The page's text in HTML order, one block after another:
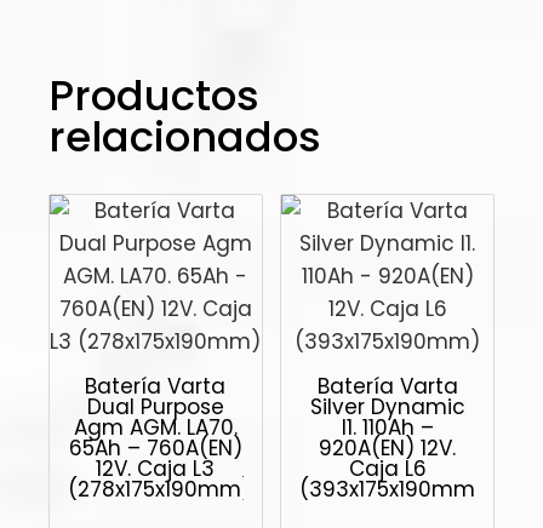
Productos
relacionados
Batería Varta
Dual Purpose
Agm AGM. LA70.
65Ah – 760A(EN)
12V. Caja L3
(278x175x190mm)
Batería Varta
Silver Dynamic
I1. 110Ah –
920A(EN) 12V.
Caja L6
(393x175x190mm)